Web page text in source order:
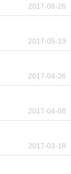
2017-08-26
2017-05-19
2017-04-26
2017-04-08
2017-03-18